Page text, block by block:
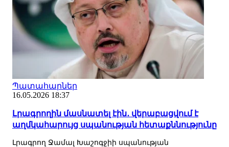
Պատահարներ
16.05.2026 18:37
Լրագրողին մասնատել էին․ վերաբացվում է
աղմկահարույց սպանության հետաքննությունը
Լրագրող Ջամալ Խաշոգջիի սպանության